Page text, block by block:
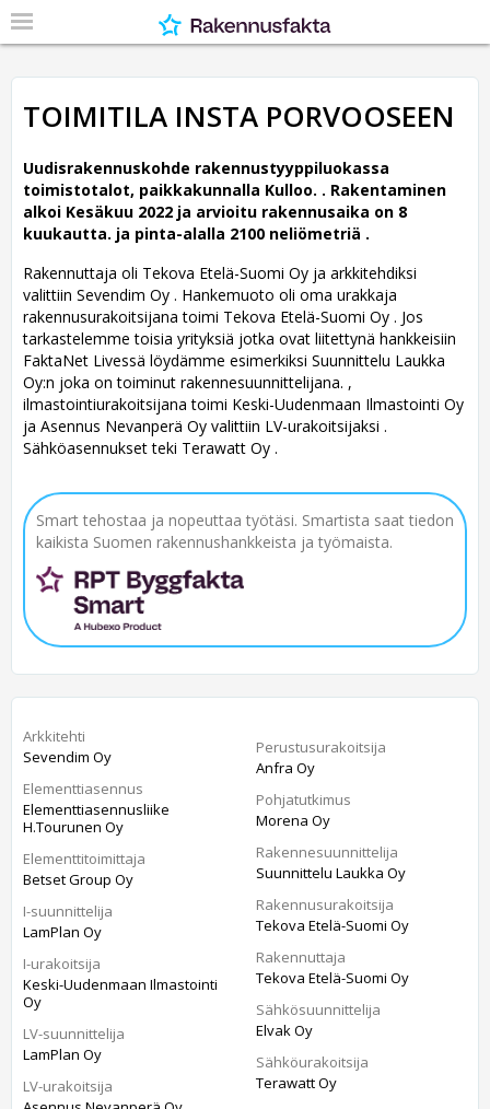
TOIMITILA INSTA PORVOOSEEN
Uudisrakennuskohde rakennustyyppiluokassa
toimistotalot, paikkakunnalla Kulloo. . Rakentaminen
alkoi Kesäkuu 2022 ja arvioitu rakennusaika on 8
kuukautta. ja pinta-alalla 2100 neliömetriä .
Rakennuttaja oli Tekova Etelä-Suomi Oy ja arkkitehdiksi
valittiin Sevendim Oy . Hankemuoto oli oma urakkaja
rakennusurakoitsijana toimi Tekova Etelä-Suomi Oy . Jos
tarkastelemme toisia yrityksiä jotka ovat liitettynä hankkeisiin
FaktaNet Livessä löydämme esimerkiksi Suunnittelu Laukka
Oy:n joka on toiminut rakennesuunnittelijana. ,
ilmastointiurakoitsijana toimi Keski-Uudenmaan Ilmastointi Oy
ja Asennus Nevanperä Oy valittiin LV-urakoitsijaksi .
Sähköasennukset teki Terawatt Oy .
Smart tehostaa ja nopeuttaa työtäsi. Smartista saat tiedon
kaikista Suomen rakennushankkeista ja työmaista.
Arkkitehti
Sevendim Oy
Elementtiasennus
Elementtiasennusliike
H.Tourunen Oy
Elementtitoimittaja
Betset Group Oy
I-suunnittelija
LamPlan Oy
I-urakoitsija
Keski-Uudenmaan Ilmastointi
Oy
LV-suunnittelija
LamPlan Oy
LV-urakoitsija
Perustusurakoitsija
Anfra Oy
Pohjatutkimus
Morena Oy
Rakennesuunnittelija
Suunnittelu Laukka Oy
Rakennusurakoitsija
Tekova Etelä-Suomi Oy
Rakennuttaja
Tekova Etelä-Suomi Oy
Sähkösuunnittelija
Elvak Oy
Sähköurakoitsija
Terawatt Oy